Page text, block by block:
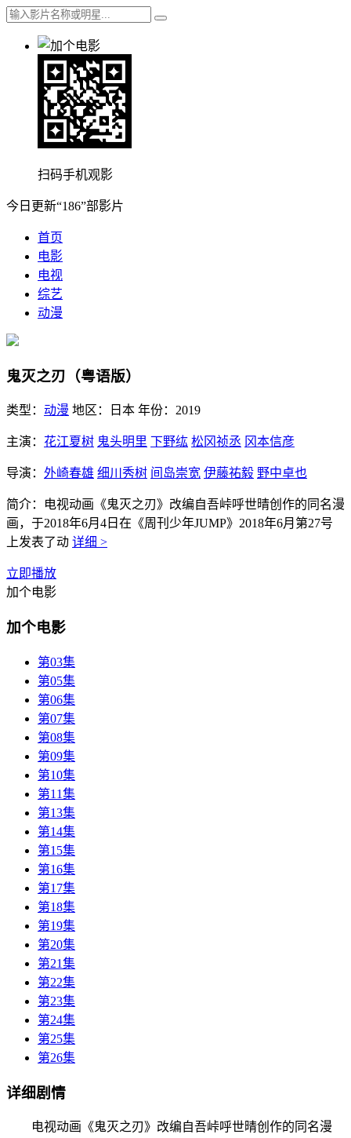
扫码手机观影
今日更新“186”部影片
首页
电影
电视
综艺
动漫
鬼灭之刃（粤语版）
类型： 动漫 地区： 日本 年份： 2019
主演： 花江夏树 鬼头明里 下野纮 松冈祯丞 冈本信彦
导演： 外崎春雄 细川秀树 间岛崇宽 伊藤祐毅 野中卓也
简介：
电视动画《鬼灭之刃》改编自吾峠呼世晴创作的同名漫
画，于2018年6月4日在《周刊少年JUMP》2018年6月第27号
上发表了动 详细 >
立即播放
加个电影
加个电影
第03集
第05集
第06集
第07集
第08集
第09集
第10集
第11集
第13集
第14集
第15集
第16集
第17集
第18集
第19集
第20集
第21集
第22集
第23集
第24集
第25集
第26集
详细剧情
电视动画《鬼灭之刃》改编自吾峠呼世晴创作的同名漫